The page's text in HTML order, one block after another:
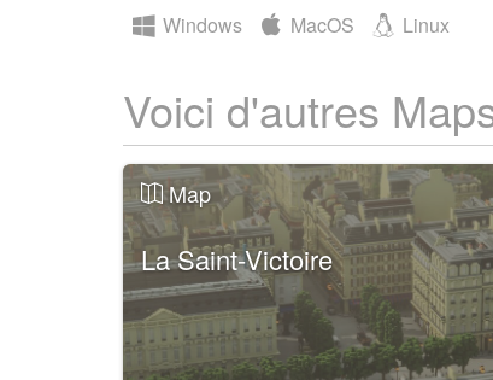
Windows
MacOS Linux
Voici d'autres
Map
La Saint-Victoire